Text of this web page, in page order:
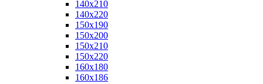
140x210
140x220
150x190
150x200
150x210
150x220
160x180
160x186